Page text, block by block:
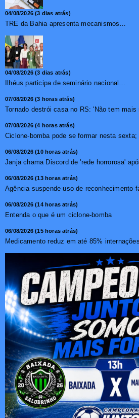
04/08/2026 (3 dias atrás)
TRE da Bahia apresenta mecanismos de segurança das urnas e nova ordem de votação para eleições
04/08/2026 (3 dias atrás)
Ilhéus participa de seminário nacional sobre turismo sustentável e captação de investimentos
07/08/2026 (3 horas atrás)
07/08/2026 (4 horas atrás)
06/08/2026 (10 horas atrás)
06/08/2026 (13 horas atrás)
06/08/2026 (14 horas atrás)
Entenda o que é um ciclone-bomba
06/08/2026 (15 horas atrás)